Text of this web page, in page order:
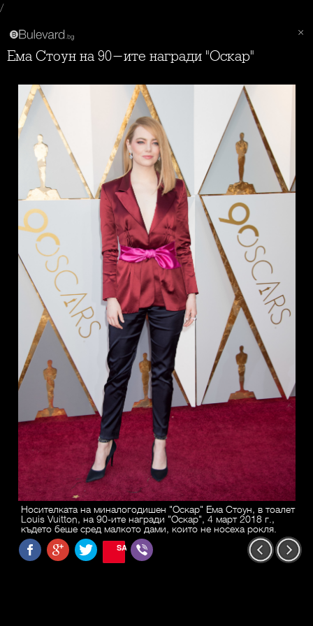
/
Ема Стоун на 90-ите награди "Оскар"
Носителката на миналогодишен "Оскар" Ема Стоун, в тоалет
Louis Vuitton, на 90-ите награди "Оскар", 4 март 2018 г.,
където беше сред малкото дами, които не носеха рокля.
SAVE